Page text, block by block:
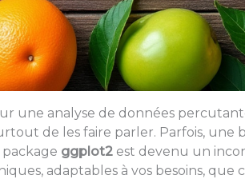
une analyse de données
de les faire parler. Parfois, une
ggplot2est devenu un
adaptables à vos besoins, que